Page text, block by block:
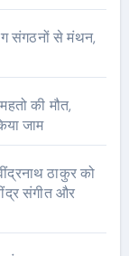
संगठनों से मंथन,
की मौत,
जाम
ठाकुर को
संगीत और